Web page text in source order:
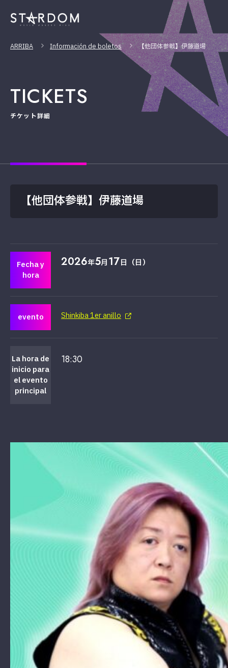
ARRIBA Información de boletos 【他団体参戦】伊藤道場
TICKETS
チケット詳細
【他団体参戦】伊藤道場
Fecha y
hora
2026年5月17日（日）
evento Shinkiba 1er anillo
La hora de
inicio para
el evento
principal
18:30